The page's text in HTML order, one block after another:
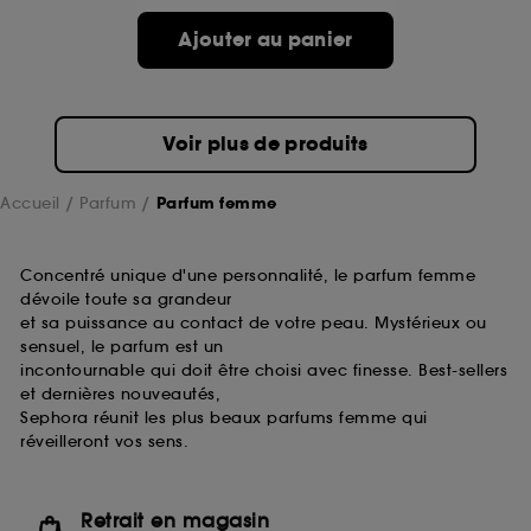
Ajouter au panier
Voir plus de produits
Accueil Parfum Parfum femme
Concentré unique d'une personnalité, le parfum femme
dévoile toute sa grandeur
et sa puissance au contact de votre peau. Mystérieux ou
sensuel, le parfum est un
incontournable qui doit être choisi avec finesse. Best-sellers
et dernières nouveautés,
Sephora réunit les plus beaux parfums femme qui
réveilleront vos sens.
Retrait en magasin
de ces cookies grâce au bouton "personnaliser mes
choix" ci-dessous ou décider de "tout accepter".
Sephora pourra associer les informations de
collectées ou générées lors de votre activité en ligne
ou en magasin. Pour refuser tous les cookies, cliques
sur "continuer sans accepter". Voous pouvez à tout
souhaitez obtenir plus d'information sur les cookies